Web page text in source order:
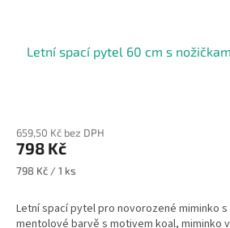
Letní spací pytel 60 cm s
produktu
je
5,0
hvězdiček.
659,50 Kč bez DPH
798 Kč
Měrná
798 Kč / 1 ks
Letní spací pytel pro novorozené miminko
mentolové barvě s motivem koal, miminko